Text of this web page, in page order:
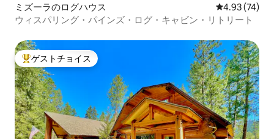
ミズーラのログハウス レビュー74
4.93 (74)
ウィスパリング・パインズ・ログ・キャビン・リトリート
大好評のゲストチョイスです。
ゲストチョイス